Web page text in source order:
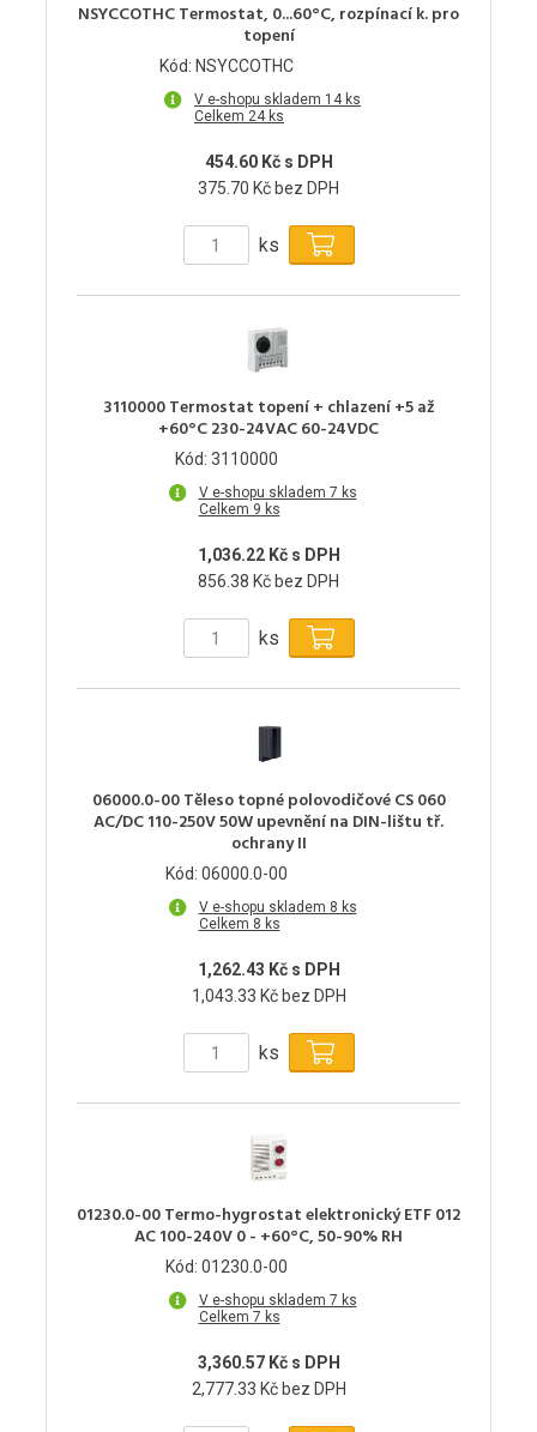
NSYCCOTHC Termostat, 0...60°C, rozpínací k. pro
topení
Kód: NSYCCOTHC
V e-shopu skladem 14 ks
Celkem 24 ks
454.60 Kč s DPH
375.70 Kč bez DPH
ks
3110000 Termostat topení + chlazení +5 až
+60°C 230-24VAC 60-24VDC
Kód: 3110000
V e-shopu skladem 7 ks
Celkem 9 ks
1,036.22 Kč s DPH
856.38 Kč bez DPH
ks
06000.0-00 Těleso topné polovodičové CS 060
AC/DC 110-250V 50W upevnění na DIN-lištu tř.
ochrany II
Kód: 06000.0-00
V e-shopu skladem 8 ks
Celkem 8 ks
1,262.43 Kč s DPH
1,043.33 Kč bez DPH
ks
01230.0-00 Termo-hygrostat elektronický ETF 012
AC 100-240V 0 - +60°C, 50-90% RH
Kód: 01230.0-00
V e-shopu skladem 7 ks
Celkem 7 ks
3,360.57 Kč s DPH
2,777.33 Kč bez DPH